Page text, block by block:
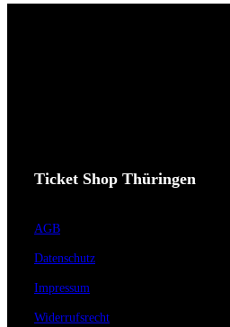
Ticket Shop Thüringen
AGB
Datenschutz
Impressum
Widerrufsrecht